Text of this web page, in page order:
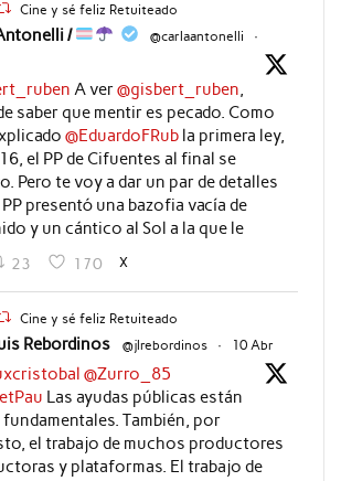
Cine y sé feliz Retuiteado
/ @carlaantonelli
·
A ver@gisbert_ruben
saber que mentir es pecado. Como
@EduardoFRubla primera ley,
el PP de Cifuentes al final se
Pero te voy a dar un par de detalles
PP presentó una bazofia vacía de
y un cántico al Sol a la que le
23 170 X
Cine y sé feliz Retuiteado
Rebordinos @jlrebordinos · 10 Abr
@Zurro_85
Las ayudas públicas están
También, por
el trabajo de muchos productores
y plataformas. El trabajo de